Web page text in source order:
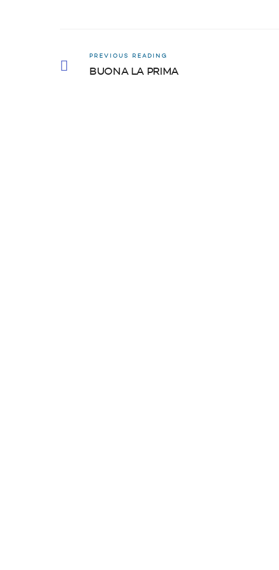
PREVIOUS READING
BUONA LA PRIMA